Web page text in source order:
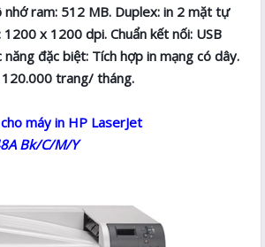
ram: 512 MB. Duplex: in 2 mặt tự
x 1200 dpi. Chuẩn kết nối: USB
đặc biệt: Tích hợp in mạng có dây.
120.000 trang/ tháng.
máy in HP LaserJet
Bk/C/M/Y